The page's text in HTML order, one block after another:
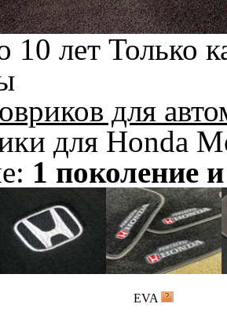
10 лет Только
для
для Honda
1 поколение
EVA